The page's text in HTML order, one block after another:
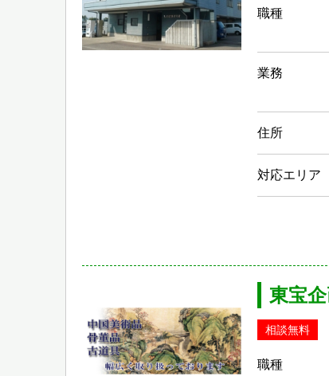
職種
業務
住所
対応エリア
東宝
相談無料
職種